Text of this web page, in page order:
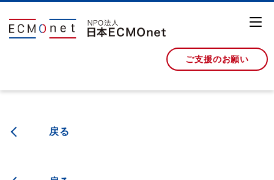
ご支援のお願い
戻る